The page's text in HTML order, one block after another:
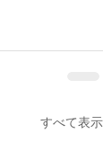
すべて表示